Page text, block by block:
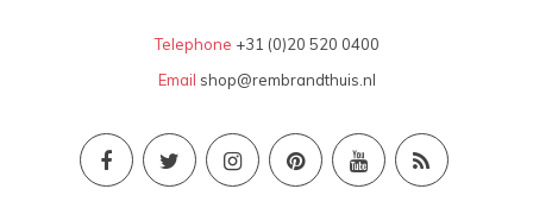
Telephone +31 (0)20 520 0400
Email shop@rembrandthuis.nl